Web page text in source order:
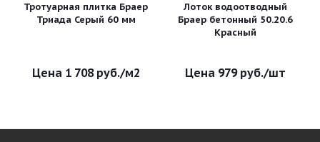
Тротуарная плитка Браер
Триада Серый 60 мм
1 708руб./м2
Лоток водоотводный
Браер бетонный 50.20.6
Красный
979руб./шт